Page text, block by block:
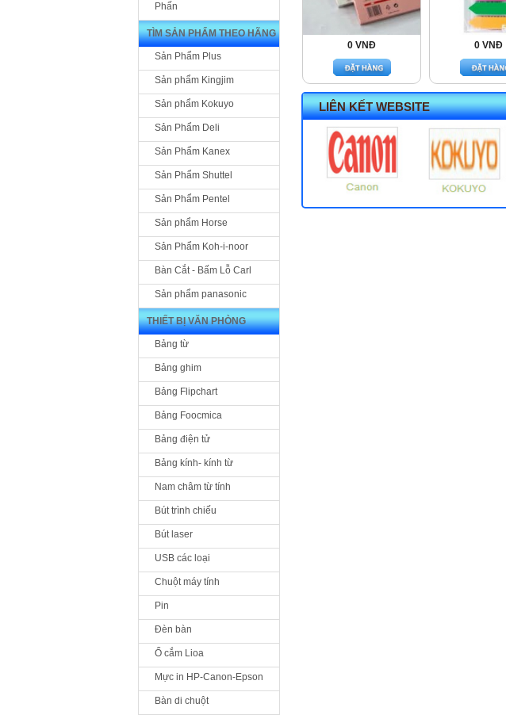
Phấn
TÌM SẢN PHẨM THEO HÃNG
Sản Phẩm Plus
Sản phẩm Kingjim
Sản phẩm Kokuyo
Sản Phẩm Deli
Sản Phẩm Kanex
Sản Phẩm Shuttel
Sản Phẩm Pentel
Sản phẩm Horse
Sản Phẩm Koh-i-noor
Bàn Cắt - Bấm Lỗ Carl
Sản phẩm panasonic
THIẾT BỊ VĂN PHÒNG
Bảng từ
Bảng ghim
Bảng Flipchart
Bảng Foocmica
Bảng điện tử
Bảng kính- kính từ
Nam châm từ tính
Bút trình chiếu
Bút laser
USB các loại
Chuột máy tính
Pin
Đèn bàn
Ổ cắm Lioa
Mực in HP-Canon-Epson
Bàn di chuột
0 VNĐ 0 VNĐ
LIÊN KẾT WEBSITE